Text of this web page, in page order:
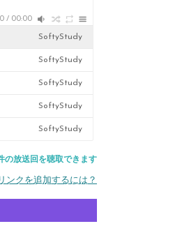
/ 00:00
SoftyStudy
SoftyStudy
SoftyStudy
SoftyStudy
SoftyStudy
の放送回を聴取できます
ンクを追加するには？